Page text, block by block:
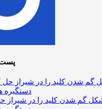
پست
گم شدن کلید را در شیراز